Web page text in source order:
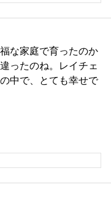
な家庭で育ったのか
ったのね。レイチェ
中で、とても幸せで